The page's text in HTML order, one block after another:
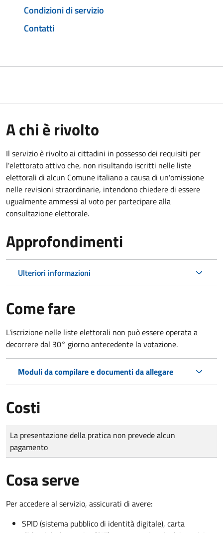
Condizioni di servizio
Contatti
A chi è rivolto
Il servizio è rivolto ai cittadini in possesso dei requisiti per
l'elettorato attivo che, non risultando iscritti nelle liste
elettorali di alcun Comune italiano a causa di un'omissione
nelle revisioni straordinarie, intendono chiedere di essere
ugualmente ammessi al voto per partecipare alla
consultazione elettorale.
Approfondimenti
Ulteriori informazioni
Come fare
L'iscrizione nelle liste elettorali non può essere operata a
decorrere dal 30° giorno antecedente la votazione.
Moduli da compilare e documenti da allegare
Costi
Tipo di pagamento
Importo
La presentazione della pratica non prevede alcun
pagamento
Cosa serve
Per accedere al servizio, assicurati di avere:
SPID (sistema pubblico di identità digitale), carta